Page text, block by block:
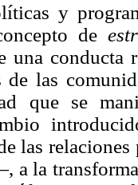
y
de
una conducta
de las
que se
las
a la